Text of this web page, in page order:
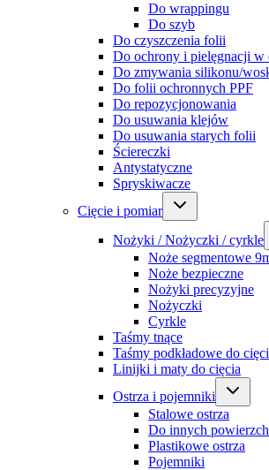
Do wrappingu
Do szyb
Do czyszczenia folii
Do ochrony i pielęgnacji w
Do zmywania silikonu/
Do folii ochronnych PPF
Do repozycjonowania
Do usuwania klejów
Do usuwania starych folii
Ściereczki
Antystatyczne
Spryskiwacze
Cięcie i pomiar
Nożyki / Nożyczki / cyrkle
Noże segmentowe
Noże bezpieczne
Nożyki precyzyjne
Nożyczki
Cyrkle
Taśmy tnące
Taśmy podkładowe do
Linijki i maty do cięcia
Ostrza i pojemniki
Stalowe ostrza
Do innych
Plastikowe ostrza
Pojemniki